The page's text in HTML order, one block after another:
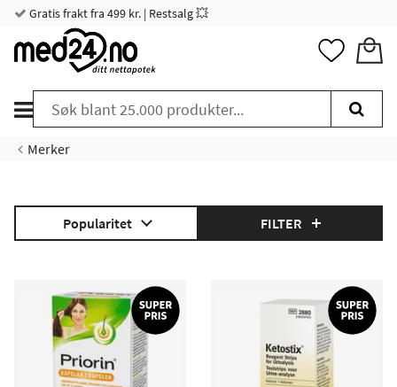
Gratis frakt fra 499 kr. | Restsalg 💥
Merker
Popularitet FILTER